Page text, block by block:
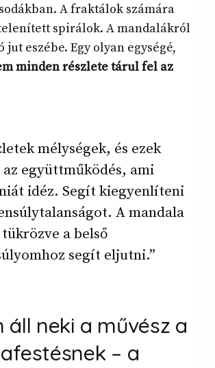
A fraktálok számára
spirálok. A mandalákról
jut eszébe. Egy olyan egységé,
minden részlete tárul fel az
mélységek, és ezek
az együttműködés, ami
idéz. Segít kiegyenlíteni
A mandala
a belső
segít eljutni.”
áll neki a művész a
– a